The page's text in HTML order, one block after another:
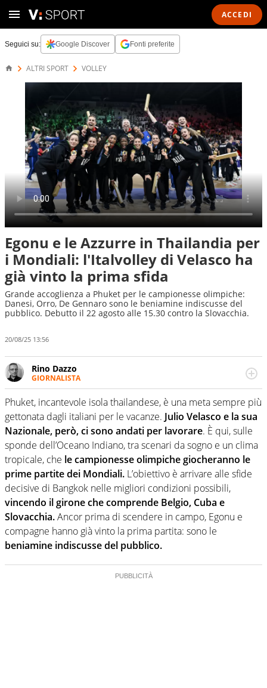
ACCEDI
Seguici su: Google Discover Fonti preferite
ALTRI SPORT VOLLEY
Egonu e le Azzurre in Thailandia per
i Mondiali: l'Italvolley di Velasco ha
già vinto la prima sfida
Grande accoglienza a Phuket per le campionesse olimpiche:
Danesi, Orro, De Gennaro sono le beniamine indiscusse del
pubblico. Debutto il 22 agosto alle 15.30 contro la Slovacchia.
20/08/25 13:56
Rino Dazzo
GIORNALISTA
Se mai ci fosse modo di traslare il glossario del calcio in
una nicchia di esperti, lui ne farebbe parte. Non si perde
una svista arbitrale né gli umori social del mondo delle
curve
Phuket, incantevole isola thailandese, è una meta sempre più
gettonata dagli italiani per le vacanze. Julio Velasco e la sua
Nazionale, però, ci sono andati per lavorare. È qui, sulle
sponde dell’Oceano Indiano, tra scenari da sogno e un clima
tropicale, che le campionesse olimpiche giocheranno le
prime partite dei Mondiali. L’obiettivo è arrivare alle sfide
decisive di Bangkok nelle migliori condizioni possibili,
vincendo il girone che comprende Belgio, Cuba e
Slovacchia.Ancor prima di scendere in campo, Egonu e
compagne hanno già vinto la prima partita: sono le
beniamine indiscusse del pubblico.